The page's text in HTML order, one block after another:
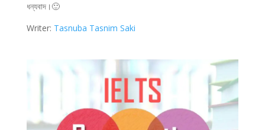
ধন্যবাদ।🙂
Writer: Tasnuba Tasnim Saki